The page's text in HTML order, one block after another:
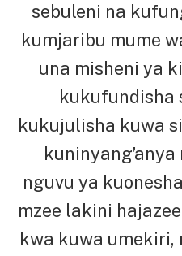
sebuleni na
kumjaribu mume
una misheni ya
kukufundisha
kukujulisha kuwa
nguvu ya
mzee lakini
kwa kuwa umekiri,